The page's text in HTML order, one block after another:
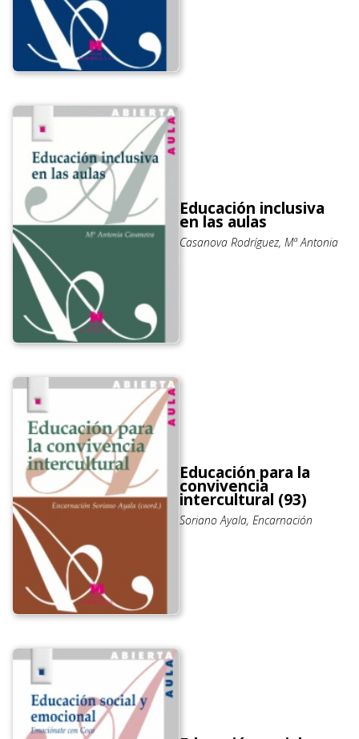
Educación inclusiva
en las aulas
Casanova Rodríguez, Mª Antonia
Educación para la
convivencia
intercultural (93)
Soriano Ayala, Encarnación